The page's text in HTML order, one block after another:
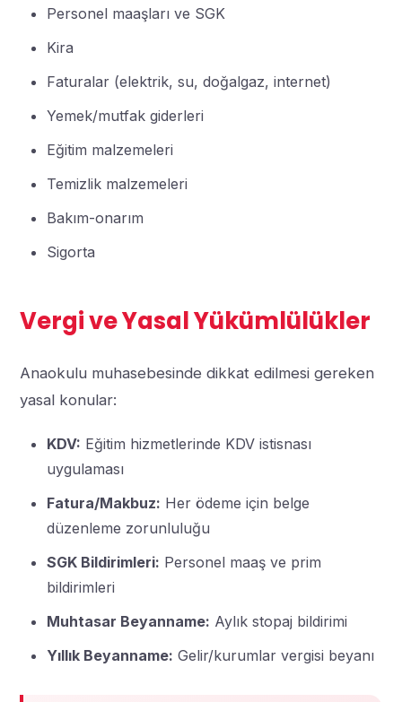
Personel maaşları ve SGK
Kira
Faturalar (elektrik, su, doğalgaz, internet)
Yemek/mutfak giderleri
Eğitim malzemeleri
Temizlik malzemeleri
Bakım-onarım
Sigorta
Vergi ve Yasal Yükümlülükler
Anaokulu muhasebesinde dikkat edilmesi gereken
yasal konular:
KDV: Eğitim hizmetlerinde KDV istisnası
uygulaması
Fatura/Makbuz: Her ödeme için belge
düzenleme zorunluluğu
SGK Bildirimleri: Personel maaş ve prim
bildirimleri
Muhtasar Beyanname: Aylık stopaj bildirimi
Yıllık Beyanname: Gelir/kurumlar vergisi beyanı